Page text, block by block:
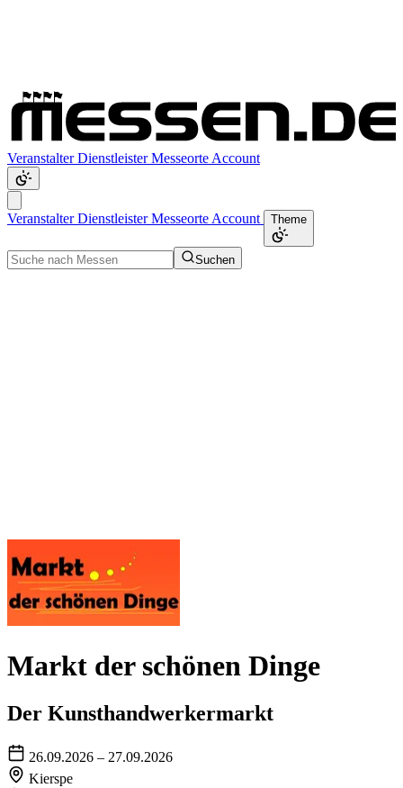
VeranstalterDienstleisterMesseorte Account
VeranstalterDienstleisterMesseorte Account Theme
Suchen
Markt der schönen Dinge
Der Kunsthandwerkermarkt
26.09.2026 – 27.09.2026
Kierspe